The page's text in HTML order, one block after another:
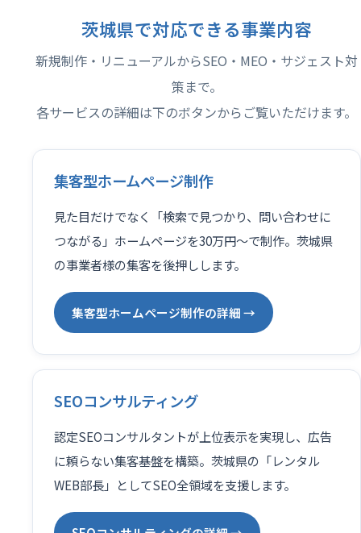
茨城県で対応できる事業内容
新規制作・リニューアルからSEO・MEO・サジェスト対
策まで。
各サービスの詳細は下のボタンからご覧いただけます。
集客型ホームページ制作
見た目だけでなく「検索で見つかり、問い合わせに
つながる」ホームページを30万円〜で制作。茨城県
の事業者様の集客を後押しします。
集客型ホームページ制作の詳細 →
SEOコンサルティング
認定SEOコンサルタントが上位表示を実現し、広告
に頼らない集客基盤を構築。茨城県の「レンタル
WEB部長」としてSEO全領域を支援します。